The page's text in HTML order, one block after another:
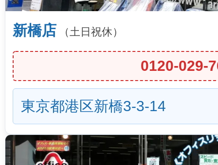
新橋店 （土日祝休）
0120-029-
東京都港区新橋3-3-14